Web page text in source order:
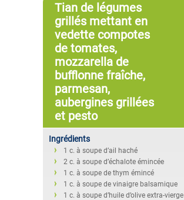
Tian de légumes
grillés mettant en
vedette compotes
de tomates,
mozzarella de
bufflonne fraîche,
parmesan,
aubergines grillées
et pesto
Ingrédients
1 c. à soupe d’ail haché
2 c. à soupe d’échalote émincée
1 c. à soupe de thym émincé
1 c. à soupe de vinaigre balsamique
1 c. à soupe d’huile d’olive extra-vierge